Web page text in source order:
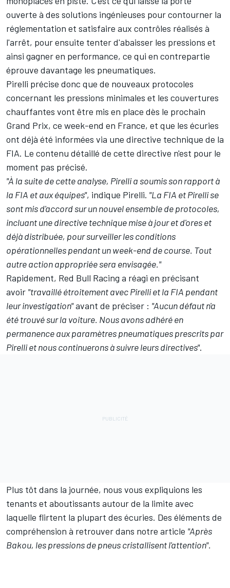
ouverte à des solutions ingénieuses pour contourner la
réglementation et satisfaire aux contrôles réalisés à
l'arrêt, pour ensuite tenter d'abaisser les pressions et
ainsi gagner en performance, ce qui en contrepartie
éprouve davantage les pneumatiques.
Pirelli précise donc que de nouveaux protocoles
concernant les pressions minimales et les couvertures
chauffantes vont être mis en place dès le prochain
Grand Prix, ce week-end en France, et que les écuries
ont déjà été informées via une directive technique de la
FIA. Le contenu détaillé de cette directive n'est pour le
moment pas précisé.
"À la suite de cette analyse, Pirelli a soumis son rapport à
la FIA et aux équipes", indique Pirelli. "La FIA et Pirelli se
sont mis d'accord sur un nouvel ensemble de protocoles,
incluant une directive technique mise à jour et d'ores et
déjà distribuée, pour surveiller les conditions
opérationnelles pendant un week-end de course. Tout
autre action appropriée sera envisagée."
Rapidement, Red Bull Racing a réagi en précisant
avoir "travaillé étroitement avec Pirelli et la FIA pendant
leur investigation"avant de préciser : "Aucun défaut n'a
été trouvé sur la voiture. Nous avons adhéré en
permanence aux paramètres pneumatiques prescrits par
Pirelli et nous continuerons à suivre leurs directives".
Plus tôt dans la journée, nous vous expliquions les
tenants et aboutissants autour de la limite avec
laquelle flirtent la plupart des écuries. Des éléments de
compréhension à retrouver dans notre article "Après
Bakou, les pressions de pneus cristallisent l'attention".